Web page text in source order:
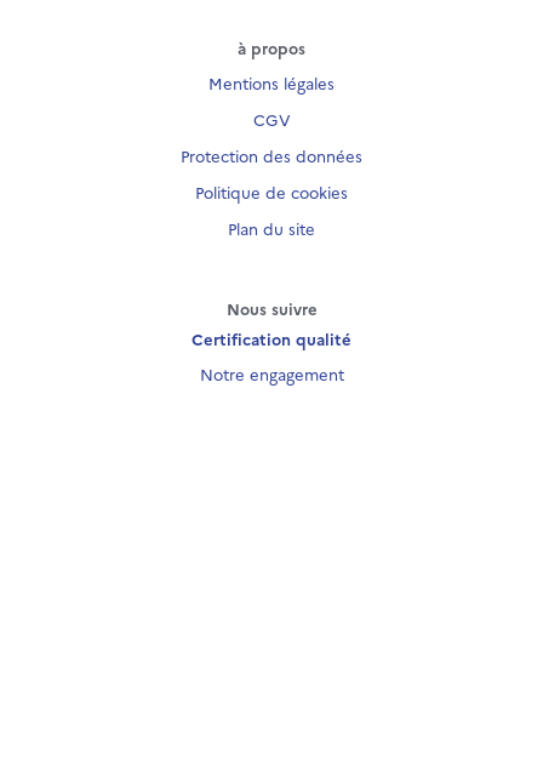
à propos
Mentions légales
CGV
Protection des données
Politique de cookies
Plan du site
Nous suivre
Certification qualité
Notre engagement